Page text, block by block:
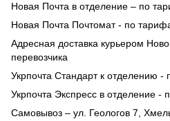
Новая Почта в отделение – по
Новая Почта Почтомат - по
Адресная доставка курьером
перевозчика
Укрпочта Стандарт к отделению -
Укрпочта Экспресс в отделение -
Самовывоз – ул. Геологов 7,